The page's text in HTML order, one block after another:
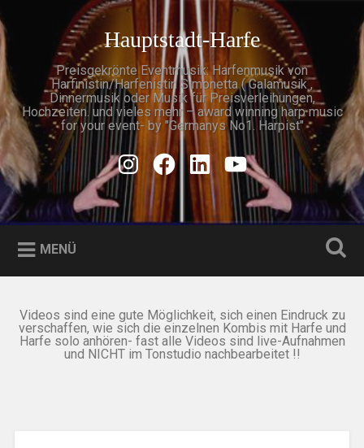
Inhalt
springen
Suchen Hauptstadt-Harfe
Preisgekrönte Eventmusik: Harfenmusik von
Harfinistin/Harfenistin Simonetta ( Galamusik ,
Dinnermusik oder Musik für Preisverleihungen,
Hochzeiten. und vieles mehr – award winning harp music
for your event- by "Germanys No1. Harpist"
Instagram
Facebook
Linkedin
Youtube
MENÜ
Videos sind eine gute Möglichkeit, sich einen Eindruck zu
verschaffen, wie sich die einzelnen Kombis mit Harfe und
Harfe solo anhören- fast alle Videos sind live-Aufnahmen
und NICHT im Tonstudio nachbearbeitet !!